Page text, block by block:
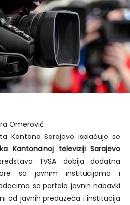
Omerović
Kantona Sarajevo isplaćuje se
Kantonalnoj televiziji Sarajevo
TVSA dobija dodatna
sa javnim institucijama i
sa portala javnih nabavki
od javnih preduzeća i institucija